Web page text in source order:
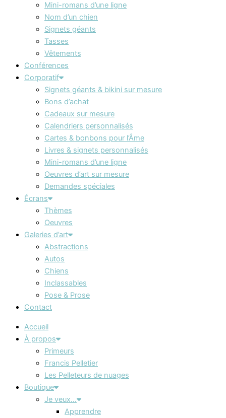
Mini-romans d’une ligne
Nom d’un chien
Signets géants
Tasses
Vêtements
Conférences
Corporatif
Signets géants & bikini sur mesure
Bons d’achat
Cadeaux sur mesure
Calendriers personnalisés
Cartes & bonbons pour l’Âme
Livres & signets personnalisés
Mini-romans d’une ligne
Oeuvres d’art sur mesure
Demandes spéciales
Écrans
Thèmes
Oeuvres
Galeries d’art
Abstractions
Autos
Chiens
Inclassables
Pose & Prose
Contact
Accueil
À propos
Primeurs
Francis Pelletier
Les Pelleteurs de nuages
Boutique
Je veux…
Apprendre